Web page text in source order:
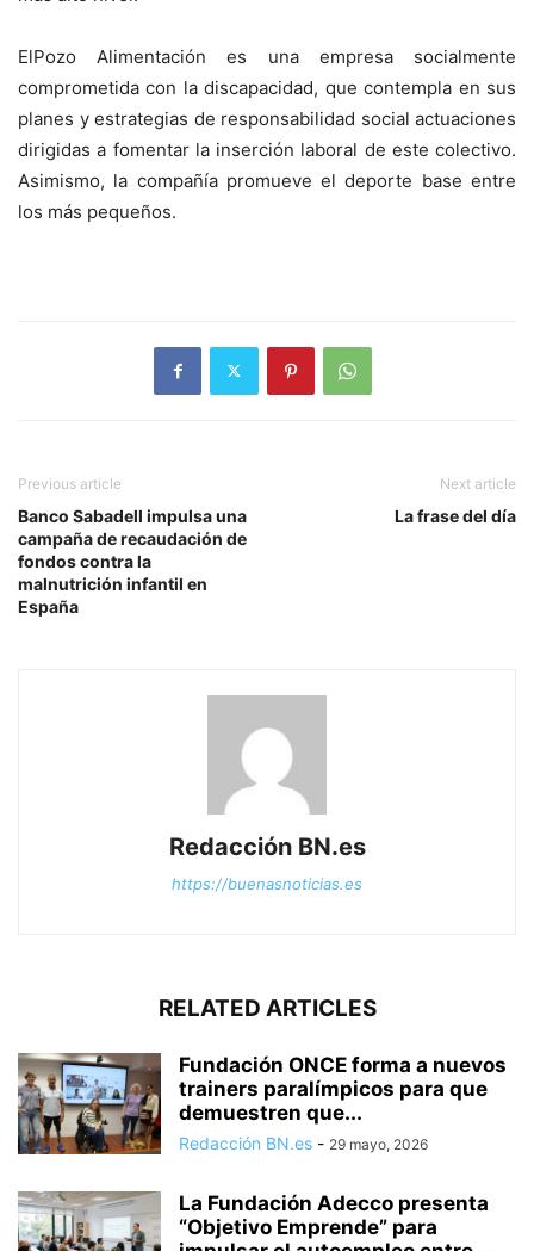
ElPozo Alimentación es una empresa socialmente
comprometida con la discapacidad, que contempla en sus
planes y estrategias de responsabilidad social actuaciones
dirigidas a fomentar la inserción laboral de este colectivo.
Asimismo, la compañía promueve el deporte base entre
los más pequeños.
Previous article
Banco Sabadell impulsa una
campaña de recaudación de
fondos contra la
malnutrición infantil en
España
Next article
La frase del día
Redacción BN.es
https://buenasnoticias.es
RELATED ARTICLES
Fundación ONCE forma a nuevos
trainers paralímpicos para que
demuestren que...
Redacción BN.es - 29 mayo, 2026
La Fundación Adecco presenta
“Objetivo Emprende” para